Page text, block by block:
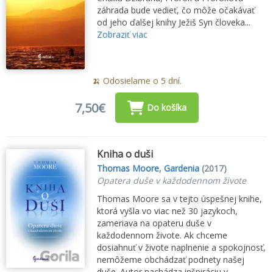
záhrada bude vedieť, čo môže očakávať
od jeho ďalšej knihy Ježiš Syn človeka...
Zobraziť viac
🍌 Odosielame o 5 dní.
7,50€ Do košíka
Kniha o duši
Thomas Moore,Gardenia (2017)
Opatera duše v každodennom živote
Thomas Moore sa v tejto úspešnej knihe,
ktorá vyšla vo viac než 30 jazykoch,
zameriava na opateru duše v
každodennom živote. Ak chceme
dosiahnuť v živote naplnenie a spokojnosť,
nemôžeme obchádzať podnety našej